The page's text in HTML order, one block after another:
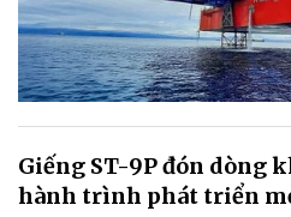
Giếng ST-9P đón dòng
hành trình phát triển